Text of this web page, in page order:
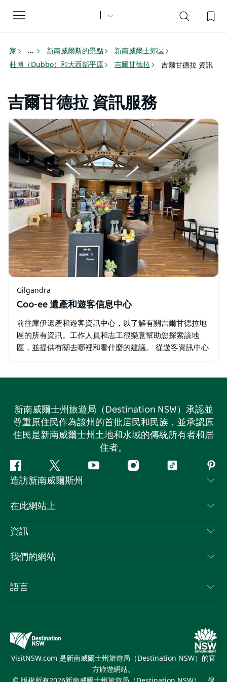
Toggle
navigation
家 ... 新南威爾斯的景點
新南威爾士郊區
杜博（Dubbo）和大西部平原
吉爾甘德拉 吉爾甘德拉 資訊
吉爾甘德拉 資訊服務
Gilgandra
Coo-ee 遺產和遊客信息中心
前往庫伊遺產和遊客資訊中心，以了解有關吉爾甘德拉地
區的所有資訊。工作人員和志工很樂意幫助您探索該地
區，並提供有關去哪裡和看什麼的建議。 從遊客資訊中心
新南威爾士州旅遊局（Destination NSW）承認並
尊重原住民作為該州的首批居民和民族，並承認原
住民是新南威爾士州土地和水域的傳統所有者和居
住者。
Facebook嘰
嘰
喳
Youtube Instagram抖
造訪新南威爾斯州
聯絡我們
隱私
Cookie 通知
在此網站上
目的地
新南威爾斯州公路旅行
活動
資訊
旅行資訊
新南威爾斯的商業
我們的網站
新南威爾士州旅遊局（Destination NSW）媒體中心
繽紛悉尼燈光音樂節
語言
VisitNSW.com 是新南威爾士州旅遊局（Destination NSW）的官
方旅遊網站。
© 版權所有2026新南威爾士州旅遊局（Destination NSW）。保